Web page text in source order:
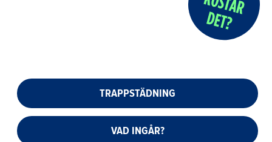
TRAPPSTÄDNING
VAD INGÅR?